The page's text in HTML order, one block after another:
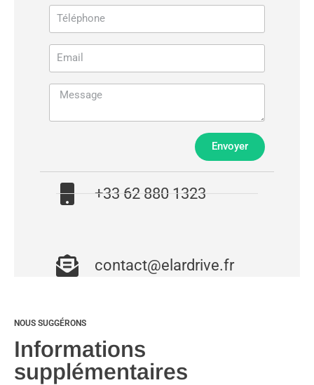
Envoyer
+33 62 880 1323
contact@elardrive.fr
NOUS SUGGÉRONS
Informations
supplémentaires